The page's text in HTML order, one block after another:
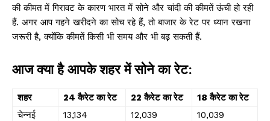
की कीमत में गिरावट के कारण भारत में सोने और चांदी की कीमतें ऊंची हो रही
हैं. अगर आप गहने खरीदने का सोच रहे हैं, तो बाजार के रेट पर ध्यान रखना
जरूरी है, क्योंकि कीमतें किसी भी समय और भी बढ़ सकती हैं.
आज क्या है आपके शहर में सोने का रेट:
शहर 24 कैरेट का रेट 22 कैरेट का रेट
18 कैरेट का रेट
चेन्नई
₹13,134 ₹12,039
₹10,039